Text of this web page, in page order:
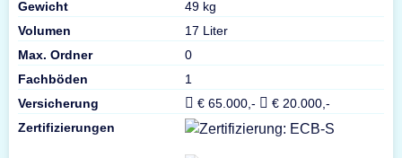
Gewicht
49 kg
Volumen
17 Liter
Max. Ordner
0
Fachböden
1
Versicherung
€ 65.000,-
€ 20.000,-
Zertifizierungen